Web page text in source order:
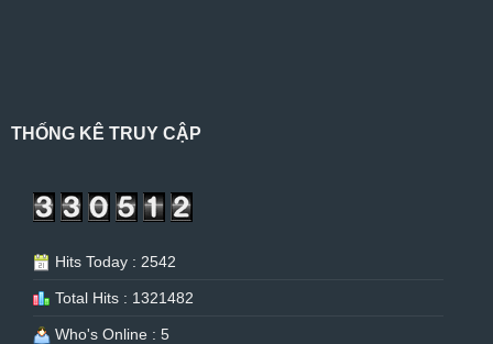
THỐNG KÊ TRUY CẬP
Hits Today : 2542
Total Hits : 1321482
Who's Online : 5